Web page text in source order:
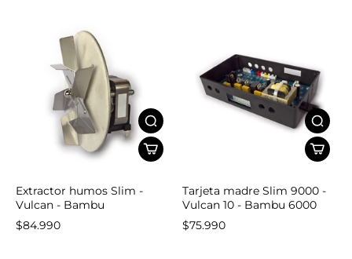
Extractor humos Slim -
Vulcan - Bambu
$84.990
Tarjeta madre Slim 9000 -
Vulcan 10 - Bambu 6000
$75.990